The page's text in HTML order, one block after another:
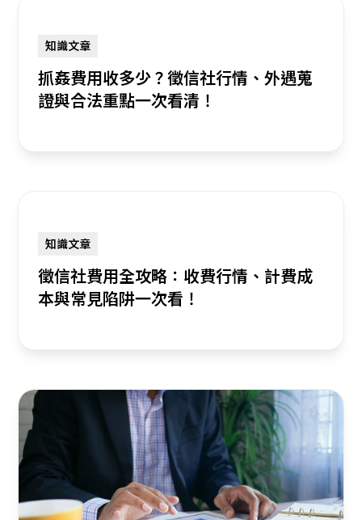
知識文章
抓姦費用收多少？徵信社行情、外遇蒐
證與合法重點一次看清！
知識文章
徵信社費用全攻略：收費行情、計費成
本與常見陷阱一次看！